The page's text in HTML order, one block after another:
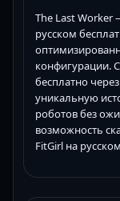
The Last Worker
русском
конфигурации.
бесплатно
уникальную
роботов без
возможность
FitGirl на